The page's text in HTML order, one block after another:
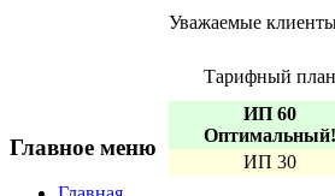
Главное меню
Уважаемые
Тарифный план
ИП 60
Оптимальный!
ИП 30